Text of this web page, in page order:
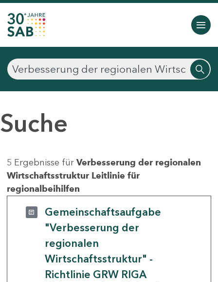
Suche
5 Ergebnisse für Verbesserung der regionalen
Wirtschaftsstruktur Leitlinie für
regionalbeihilfen
Gemeinschaftsaufgabe
"Verbesserung der
regionalen
Wirtschaftsstruktur" -
Richtlinie GRW RIGA